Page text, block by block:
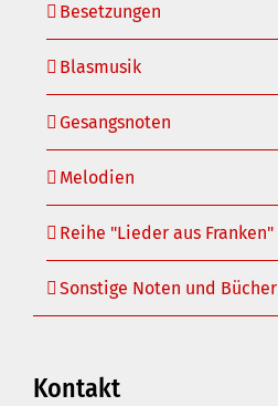
Besetzungen
Blasmusik
Gesangsnoten
Melodien
Reihe "Lieder aus Franken"
Sonstige Noten und Bücher
Kontakt